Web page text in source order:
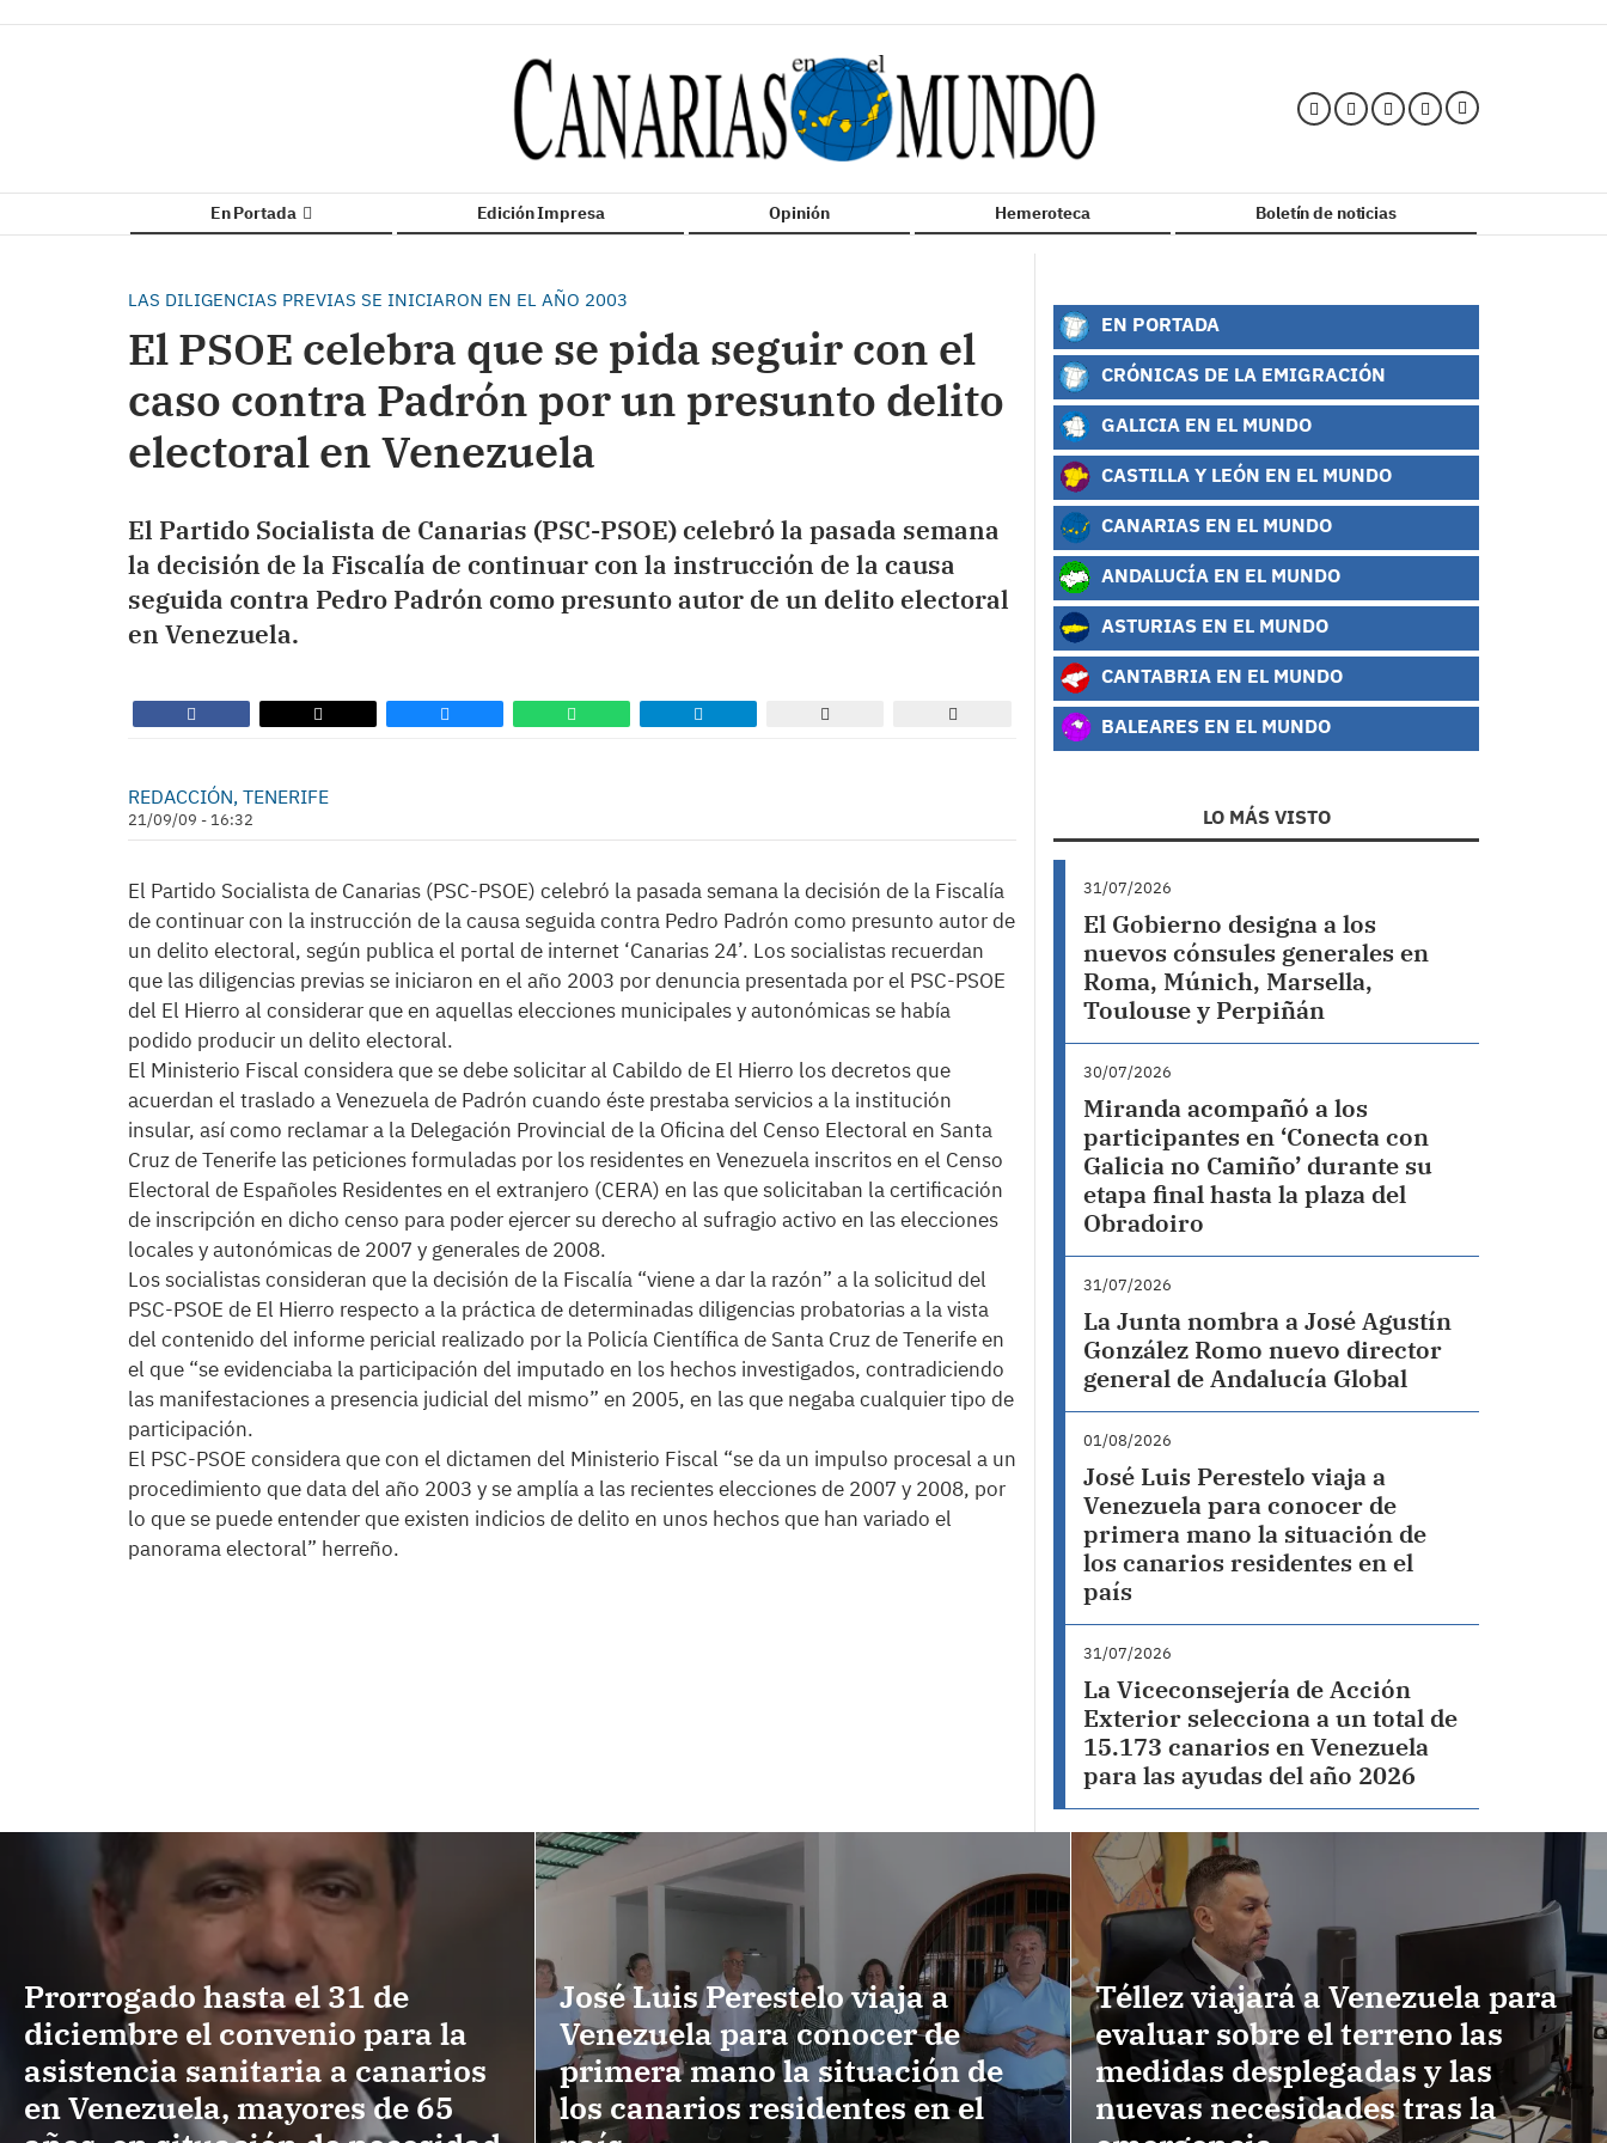
En Portada Edición Impresa Opinión Hemeroteca Boletín de noticias
LAS DILIGENCIAS PREVIAS SE INICIARON EN EL AÑO 2003
El PSOE celebra que se pida seguir con el
caso contra Padrón por un presunto delito
electoral en Venezuela
El Partido Socialista de Canarias (PSC-PSOE) celebró la pasada semana
la decisión de la Fiscalía de continuar con la instrucción de la causa
seguida contra Pedro Padrón como presunto autor de un delito electoral
en Venezuela.
REDACCIÓN, TENERIFE
21/09/09 - 16:32
El Partido Socialista de Canarias (PSC-PSOE) celebró la pasada semana la decisión de la Fiscalía
de continuar con la instrucción de la causa seguida contra Pedro Padrón como presunto autor de
un delito electoral, según publica el portal de internet ‘Canarias 24’. Los socialistas recuerdan
que las diligencias previas se iniciaron en el año 2003 por denuncia presentada por el PSC-PSOE
del El Hierro al considerar que en aquellas elecciones municipales y autonómicas se había
podido producir un delito electoral.
El Ministerio Fiscal considera que se debe solicitar al Cabildo de El Hierro los decretos que
acuerdan el traslado a Venezuela de Padrón cuando éste prestaba servicios a la institución
insular, así como reclamar a la Delegación Provincial de la Oficina del Censo Electoral en Santa
Cruz de Tenerife las peticiones formuladas por los residentes en Venezuela inscritos en el Censo
Electoral de Españoles Residentes en el extranjero (CERA) en las que solicitaban la certificación
de inscripción en dicho censo para poder ejercer su derecho al sufragio activo en las elecciones
locales y autonómicas de 2007 y generales de 2008.
Los socialistas consideran que la decisión de la Fiscalía “viene a dar la razón” a la solicitud del
PSC-PSOE de El Hierro respecto a la práctica de determinadas diligencias probatorias a la vista
del contenido del informe pericial realizado por la Policía Científica de Santa Cruz de Tenerife en
el que “se evidenciaba la participación del imputado en los hechos investigados, contradiciendo
las manifestaciones a presencia judicial del mismo” en 2005, en las que negaba cualquier tipo de
participación.
El PSC-PSOE considera que con el dictamen del Ministerio Fiscal “se da un impulso procesal a un
procedimiento que data del año 2003 y se amplía a las recientes elecciones de 2007 y 2008, por
lo que se puede entender que existen indicios de delito en unos hechos que han variado el
panorama electoral” herreño.
EN PORTADA
CRÓNICAS DE LA EMIGRACIÓN
GALICIA EN EL MUNDO
CASTILLA Y LEÓN EN EL MUNDO
CANARIAS EN EL MUNDO
ANDALUCÍA EN EL MUNDO
ASTURIAS EN EL MUNDO
CANTABRIA EN EL MUNDO
BALEARES EN EL MUNDO
LO MÁS VISTO
31/07/2026
El Gobierno designa a los
nuevos cónsules generales en
Roma, Múnich, Marsella,
Toulouse y Perpiñán
30/07/2026
Miranda acompañó a los
participantes en ‘Conecta con
Galicia no Camiño’ durante su
etapa final hasta la plaza del
Obradoiro
31/07/2026
La Junta nombra a José Agustín
González Romo nuevo director
general de Andalucía Global
01/08/2026
José Luis Perestelo viaja a
Venezuela para conocer de
primera mano la situación de
los canarios residentes en el
país
31/07/2026
La Viceconsejería de Acción
Exterior selecciona a un total de
15.173 canarios en Venezuela
para las ayudas del año 2026
Prorrogado hasta el 31 de
diciembre el convenio para la
asistencia sanitaria a canarios
en Venezuela, mayores de 65
José Luis Perestelo viaja a
Venezuela para conocer de
primera mano la situación de
los canarios residentes en el
Téllez viajará a Venezuela para
evaluar sobre el terreno las
medidas desplegadas y las
nuevas necesidades tras la